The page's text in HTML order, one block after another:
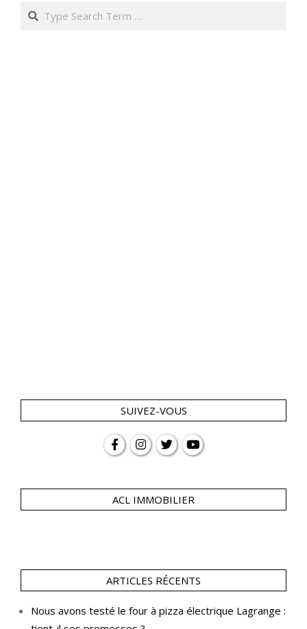
Search
SUIVEZ-VOUS
ACL IMMOBILIER
ARTICLES RÉCENTS
Nous avons testé le four à pizza électrique Lagrange :